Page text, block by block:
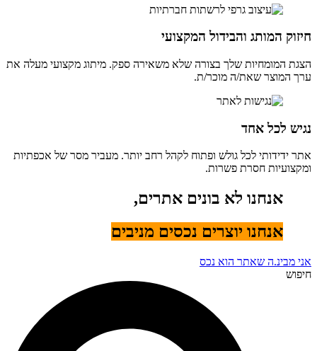
חיזוק המותג והבידול המקצועי
הצגת המומחיות שלך בצורה שלא משאירה ספק. מיתוג מקצועי מעלה את
ערך המוצר שאת/ה מוכר/ת.
נגיש לכל אחד
אתר ידידותי לכל גולש ופתוח לקהל רחב יותר. מעביר מסר של אכפתיות
ומקצועיות חסרת פשרות.
אנחנו לא בונים אתרים,
אנחנו יוצרים נכסים מניבים
אני מבינ.ה שאתר הוא נכס
חיפוש